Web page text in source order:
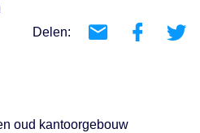
Delen:
oud kantoorgebouw